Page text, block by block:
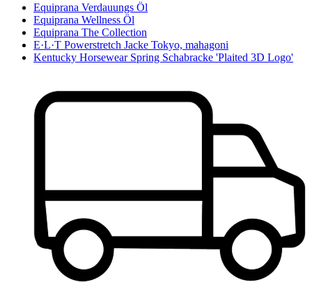
Equiprana Verdauungs Öl
Equiprana Wellness Öl
Equiprana The Collection
E·L·T Powerstretch Jacke Tokyo, mahagoni
Kentucky Horsewear Spring Schabracke 'Plaited 3D Logo'